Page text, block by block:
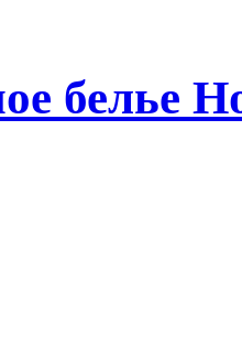
белье